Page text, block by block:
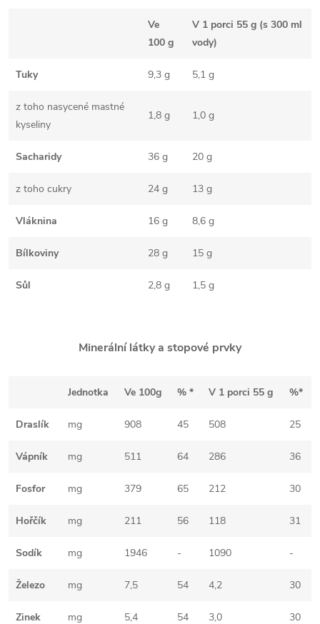
Ve
100 g
V 1 porci 55 g (s 300 ml
vody)
Tuky 9,3 g 5,1 g
z toho nasycené mastné
kyseliny
1,8 g 1,0 g
Sacharidy 36 g 20 g
z toho cukry 24 g 13 g
Vláknina 16 g 8,6 g
Bílkoviny 28 g 15 g
Sůl 2,8 g 1,5 g
Minerální látky a stopové prvky
Jednotka Ve 100g % * V 1 porci 55 g %*
Draslík mg 908 45 508 25
Vápník mg 511 64 286 36
Fosfor mg 379 65 212 30
Hořčík mg 211 56 118 31
Sodík mg 1946 - 1090 -
Železo mg 7,5 54 4,2 30
Zinek mg 5,4 54 3,0 30